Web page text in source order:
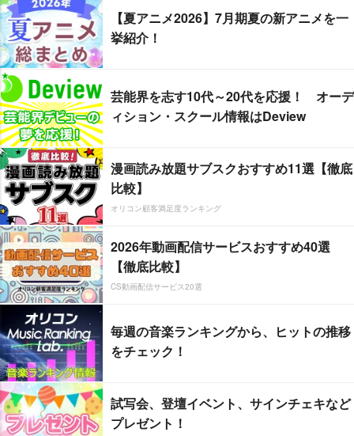
【夏アニメ2026】7月期夏の新アニメを一
挙紹介！
芸能界を志す10代～20代を応援！ オーデ
ィション・スクール情報はDeview
漫画読み放題サブスクおすすめ11選【徹底
比較】
オリコン顧客満足度ランキング
2026年動画配信サービスおすすめ40選
【徹底比較】
CS動画配信サービス20選
毎週の音楽ランキングから、ヒットの推移
をチェック！
試写会、登壇イベント、サインチェキなど
プレゼント！